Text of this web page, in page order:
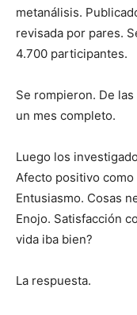
metanálisis.
revisada por pares.
4.700 participantes.
Se rompieron. De
un mes completo.
Luego los
Afecto positivo
Entusiasmo. Cosas
Enojo. Satisfacción
vida iba bien?
La respuesta.